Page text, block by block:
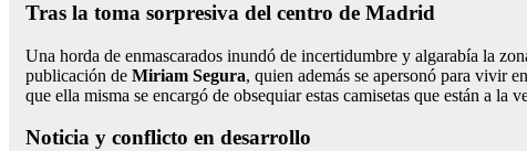
Tras la toma sorpresiva del centro de Madrid
Una horda de enmascarados inundó de incertidumbre y algarabía la
publicación de Miriam Segura, quien además se apersonó para vivir
que ella misma se encargó de obsequiar estas camisetas que están a la
Noticia y conflicto en desarrollo